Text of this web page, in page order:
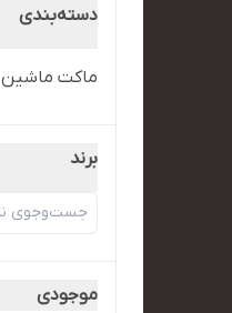
دسته‌بندی
ماکت ماشین
برند
موجودی